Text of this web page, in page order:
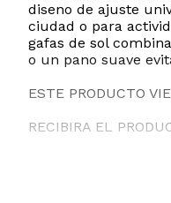
diseno de ajuste
ciudad o para
gafas de sol
o un pano suave
ESTE PRODUCTO
RECIBIRA EL